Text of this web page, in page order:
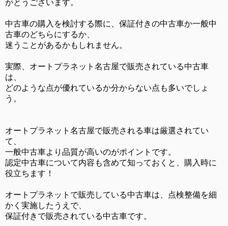
がとうございます。
中古車の購入を検討する際に、保証付きの中古車か一般中
古車のどちらにするか、
迷うことがあるかもしれません。
実際、オートプラネット名古屋で販売されている中古車
は、
どのような点が優れているか分からない点も多いでしょ
う。
オートプラネット名古屋で販売される車は厳選されてい
て、
一般中古車より品質が高いのがポイントです。
認定中古車について内容も含めて知っておくと、購入時に
役立ちます！
オートプラネットで販売している中古車は、点検整備を細
かく実施したうえで、
保証付きで販売されている中古車です。